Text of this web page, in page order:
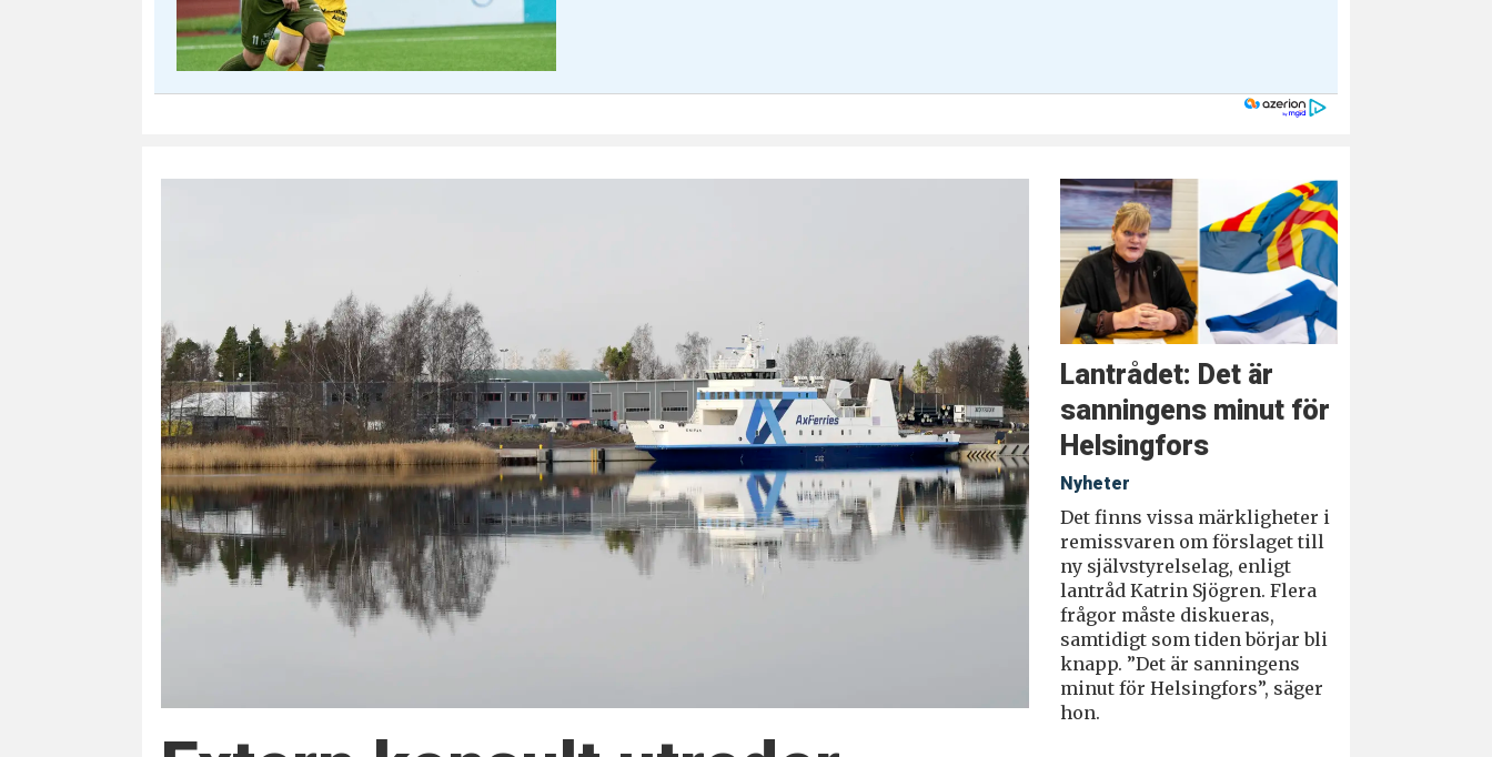
Lantrådet: Det är
sanningens minut för
Helsingfors
Nyheter
Det finns vissa märkligheter i
remissvaren om förslaget till
ny självstyrelselag, enligt
lantråd Katrin Sjögren. Flera
frågor måste diskueras,
samtidigt som tiden börjar bli
knapp. ”Det är sanningens
minut för Helsingfors”, säger
hon.